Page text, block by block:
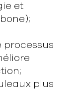
et
processus
plus